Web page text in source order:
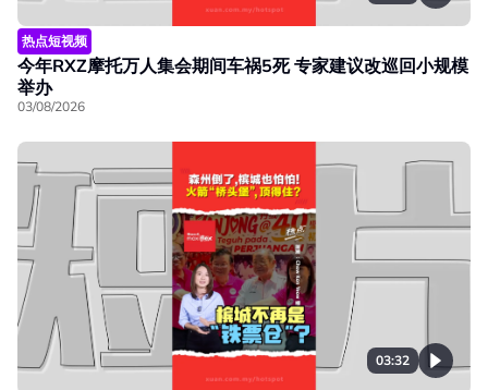
热点短视频
今年RXZ摩托万人集会期间车祸5死 专家建议改巡回小规模
举办
03/08/2026
03:32